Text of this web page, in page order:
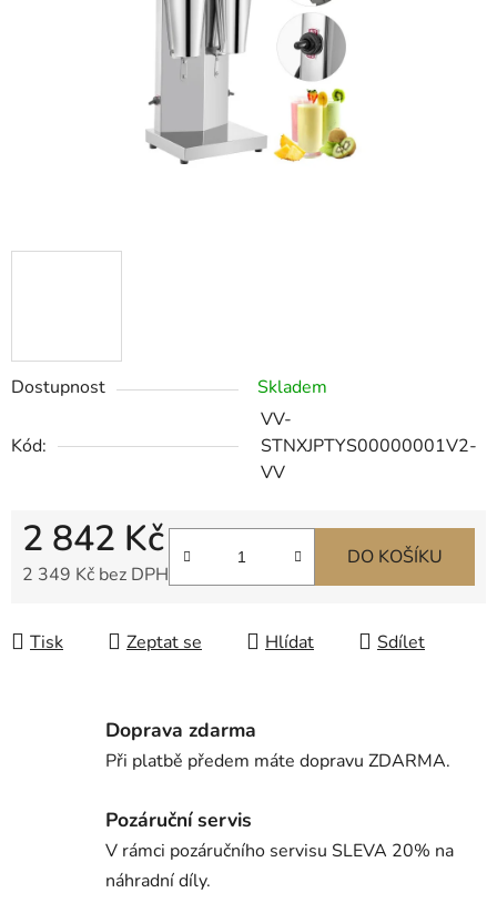
Dostupnost Skladem
Kód:
VV-
STNXJPTYS00000001V2-
VV
2 842 Kč
2 349 Kč bez DPH
DO KOŠÍKU
Tisk Zeptat se Hlídat Sdílet
Doprava zdarma
Při platbě předem máte dopravu ZDARMA.
Pozáruční servis
V rámci pozáručního servisu SLEVA 20% na
náhradní díly.